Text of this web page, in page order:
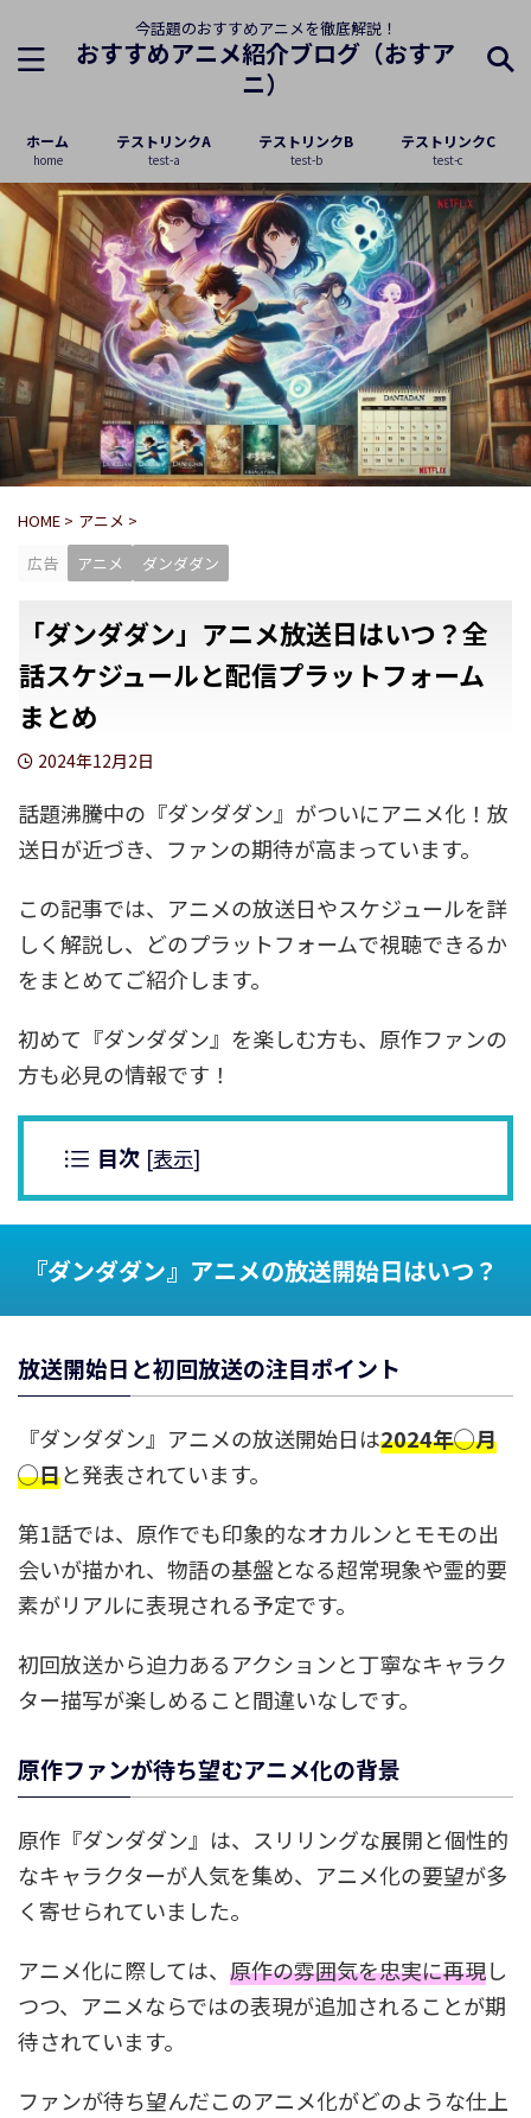
今話題のおすすめアニメを徹底解説！
おすすめアニメ紹介ブログ（おすア
ニ）
ホーム
home
テストリンクA
test-a
テストリンクB
test-b
テストリンクC
test-c
HOME > アニメ >
広告
アニメ ダンダダン
「ダンダダン」アニメ放送日はいつ？全
話スケジュールと配信プラットフォーム
まとめ
2024年12月2日
話題沸騰中の『ダンダダン』がついにアニメ化！放
送日が近づき、ファンの期待が高まっています。
この記事では、アニメの放送日やスケジュールを詳
しく解説し、どのプラットフォームで視聴できるか
をまとめてご紹介します。
初めて『ダンダダン』を楽しむ方も、原作ファンの
方も必見の情報です！
目次 [表示]
『ダンダダン』アニメの放送開始日はいつ？
放送開始日と初回放送の注目ポイント
『ダンダダン』アニメの放送開始日は2024年◯月
◯日と発表されています。
第1話では、原作でも印象的なオカルンとモモの出
会いが描かれ、物語の基盤となる超常現象や霊的要
素がリアルに表現される予定です。
初回放送から迫力あるアクションと丁寧なキャラク
ター描写が楽しめること間違いなしです。
原作ファンが待ち望むアニメ化の背景
原作『ダンダダン』は、スリリングな展開と個性的
なキャラクターが人気を集め、アニメ化の要望が多
く寄せられていました。
アニメ化に際しては、 原作の雰囲気を忠実に再現し
つつ、アニメならではの表現が追加されることが期
待されています。
ファンが待ち望んだこのアニメ化がどのような仕上